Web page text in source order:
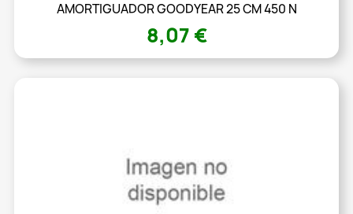
AMORTIGUADOR GOODYEAR 25 CM 450 N
8,07 €